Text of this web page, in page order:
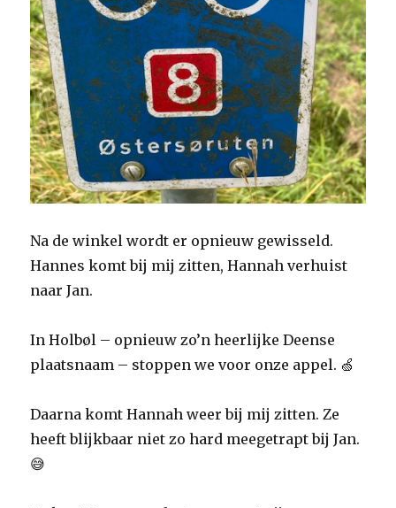
Na de winkel wordt er opnieuw gewisseld.
Hannes komt bij mij zitten, Hannah verhuist
naar Jan.
In Holbøl – opnieuw zo’n heerlijke Deense
plaatsnaam – stoppen we voor onze appel. 🍏
Daarna komt Hannah weer bij mij zitten. Ze
heeft blijkbaar niet zo hard meegetrapt bij Jan.
😅